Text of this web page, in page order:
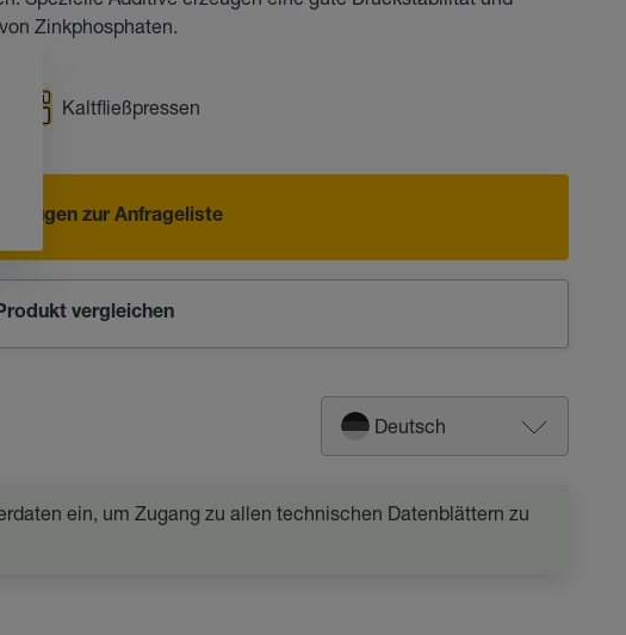
Zinkphosphaten.
Kaltfließpressen
zur Anfrageliste
vergleichen
Deutsch
ein, um Zugang zu allen technischen Datenblättern zu